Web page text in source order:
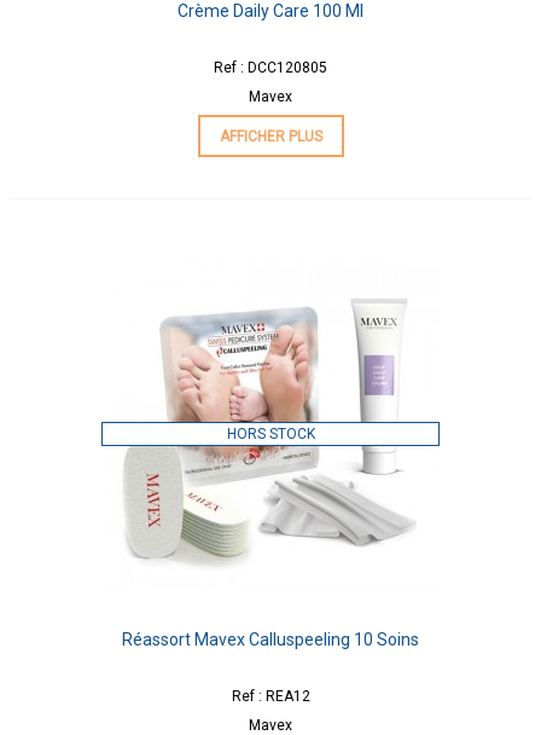
Crème Daily Care 100 Ml
Ref : DCC120805
Mavex
AFFICHER PLUS
HORS STOCK
Réassort Mavex Calluspeeling 10 Soins
Ref : REA12
Mavex